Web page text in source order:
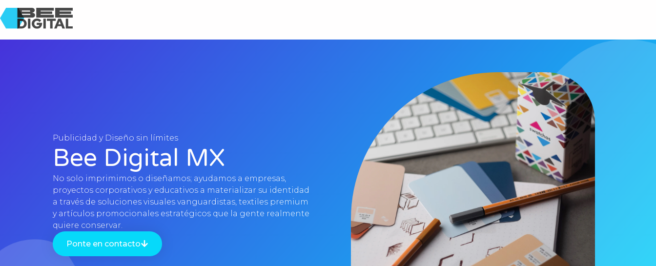
Publicidad y Diseño sin límites
Bee Digital MX
No solo imprimimos o diseñamos; ayudamos a empresas,
proyectos corporativos y educativos a materializar su identidad
a través de soluciones visuales vanguardistas, textiles premium
y artículos promocionales estratégicos que la gente realmente
quiere conservar.
Ponte en contacto